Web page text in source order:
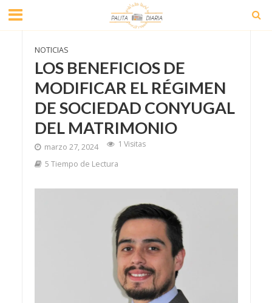
NOTICIAS
LOS BENEFICIOS DE
MODIFICAR EL RÉGIMEN
DE SOCIEDAD CONYUGAL
DEL MATRIMONIO
marzo 27, 2024
1 Visitas
5 Tiempo de Lectura